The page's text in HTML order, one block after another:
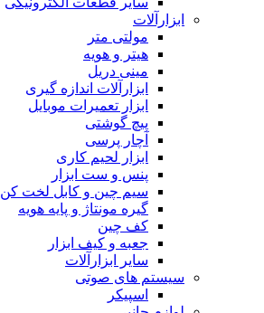
ابزارآلات
مولتی متر
هیتر و هویه
مینی دریل
ابزارآلات اندازه گیری
ابزار تعمیرات موبایل
پیچ گوشتی
آچار پرسی
ابزار لحیم کاری
پنس و ست ابزار
سیم چین و کابل لخت کن
گیره مونتاژ و پایه هویه
کف چین
جعبه و کیف ابزار
سایر ابزارآلات
سیستم های صوتی
اسپیکر